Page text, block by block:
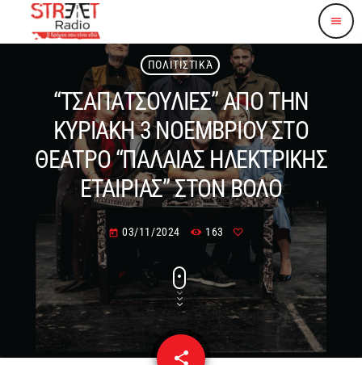
menu
ΠΟΛΙΤΙΣΤΙΚΆ
“ΤΣΑΠΑΤΣΟΥΛΙΕΣ” ΑΠΟ ΤΗΝ
ΚΥΡΙΑΚΗ 3 ΝΟΕΜΒΡΙΟΥ ΣΤΟ
ΘΕΑΤΡΟ “ΠΑΛΑΙΑΣ ΗΛΕΚΤΡΙΚΗΣ
ΕΤΑΙΡΙΑΣ” ΣΤΟΝ ΒΟΛΟ
today 03/11/2024 163
share
email